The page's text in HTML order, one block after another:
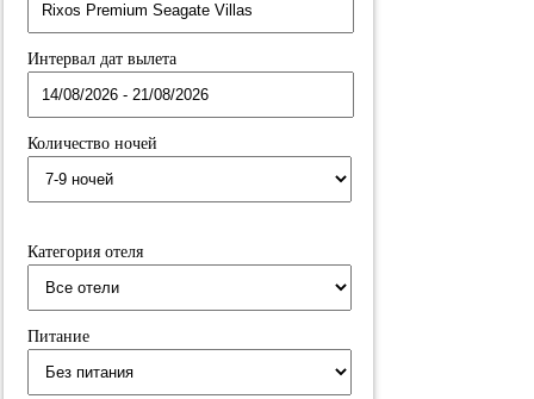
Интервал дат вылета
Количество ночей
Категория отеля
Питание